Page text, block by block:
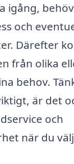
igång,
och
Därefter
från olika
behov.
är det
och
när du